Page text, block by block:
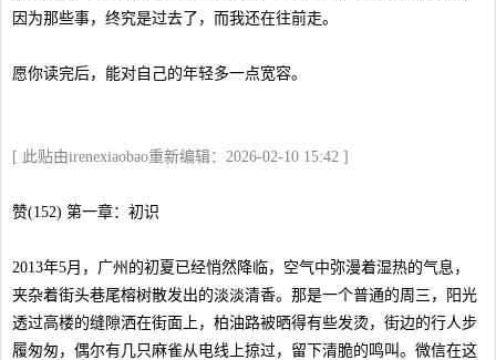
因为那些事，终究是过去了，而我还在往前走。
愿你读完后，能对自己的年轻多一点宽容。
[ 此贴由irenexiaobao重新编辑：2026-02-10 15:42 ]
赞(152) 第一章：初识
2013年5月，广州的初夏已经悄然降临，空气中弥漫着湿热的气息，
夹杂着街头巷尾榕树散发出的淡淡清香。那是一个普通的周三，阳光
透过高楼的缝隙洒在街面上，柏油路被晒得有些发烫，街边的行人步
履匆匆，偶尔有几只麻雀从电线上掠过，留下清脆的鸣叫。微信在这